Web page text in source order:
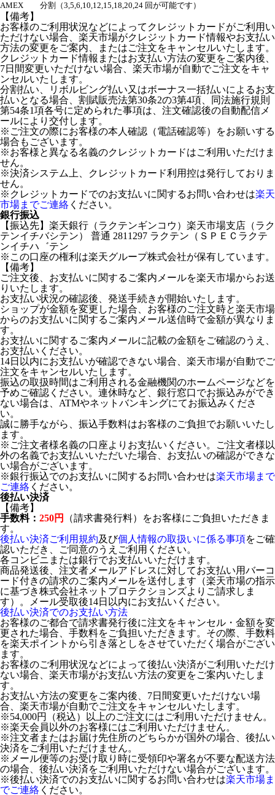
AMEX
分割（3,5,6,10,12,15,18,20,24 回が可能です）
【備考】
お客様のご利用状況などによってクレジットカードがご利用い
ただけない場合、楽天市場がクレジットカード情報やお支払い
方法の変更をご案内、またはご注文をキャンセルいたします。
クレジットカード情報またはお支払い方法の変更をご案内後、
7日間変更いただけない場合、楽天市場が自動でご注文をキャ
ンセルいたします。
分割払い、リボルビング払い又はボーナス一括払いによるお支
払いとなる場合、割賦販売法第30条2の3第4項、同法施行規則
第54条1項各号に定められた事項は、注文確認後の自動配信メ
ールにより交付します。
※ご注文の際にお客様の本人確認（電話確認等）をお願いする
場合もございます。
※お客様と異なる名義のクレジットカードはご利用いただけま
せん。
※決済システム上、クレジットカード利用控は発行しておりま
せん。
※クレジットカードでのお支払いに関するお問い合わせは楽天
市場までご連絡 ください。
銀行振込
【振込先】楽天銀行（ラクテンギンコウ）楽天市場支店（ラク
テンイチバシテン） 普通 2811297 ラクテン（ＳＰＥＣラクテ
ンイチハ゛テン
※この口座の権利は楽天グループ株式会社が保有しています。
【備考】
ご注文後、お支払いに関するご案内メールを楽天市場からお送
りいたします。
お支払い状況の確認後、発送手続きが開始いたします。
ショップが金額を変更した場合、お客様のご注文時と楽天市場
からのお支払いに関するご案内メール送信時で金額が異なりま
す。
お支払いに関するご案内メールに記載の金額をご確認のうえ、
お支払いください。
14日以内にお支払いが確認できない場合、楽天市場が自動でご
注文をキャンセルいたします。
振込の取扱時間はご利用される金融機関のホームページなどを
予めご確認ください。連休時など、銀行窓口でお振込みができ
ない場合は、ATMやネットバンキングにてお振込みくださ
い。
誠に勝手ながら、振込手数料はお客様のご負担でお願いいたし
ます。
※ご注文者様名義の口座よりお支払いください。ご注文者様以
外の名義でお支払いいただいた場合、お支払いの確認ができな
い場合がございます。
※銀行振込でのお支払いに関するお問い合わせは楽天市場まで
ご連絡 ください。
後払い決済
【備考】
手数料： 250円
（請求書発行料）をお客様にご負担いただきま
す。
後払い決済ご利用規約及び個人情報の取扱いに係る事項をご確
認いただき、ご同意のうえご利用ください。
各コンビニまたは銀行でお支払いいただけます。
商品発送後、注文者メールアドレスに対してお支払い用バーコ
ード付きの請求のご案内メールを送付します（楽天市場の指示
に基づき株式会社ネットプロテクションズよりご請求しま
す）。メール受取後14日以内にお支払いください。
後払い決済でのお支払い方法
お客様のご都合で請求書発行後に注文をキャンセル・金額を変
更された場合、手数料をご負担いただきます。その際、手数料
を楽天ポイントから引き落としをさせていただく場合がござい
ます。
お客様のご利用状況などによって後払い決済がご利用いただけ
ない場合、楽天市場がお支払い方法の変更をご案内いたしま
す。
お支払い方法の変更をご案内後、7日間変更いただけない場
合、楽天市場が自動でご注文をキャンセルいたします。
※54,000円（税込）以上のご注文にはご利用いただけません。
※楽天会員以外のお客様にはご利用いただけません。
※注文者またはお届け先住所のどちらかが国外の場合、後払い
決済をご利用いただけません。
※メール便等のお受け取り時に受領印や署名が不要な配送方法
の場合、後払い決済をご利用いただけない場合がございます。
※後払い決済でのお支払いに関するお問い合わせは楽天市場ま
でご連絡 ください。